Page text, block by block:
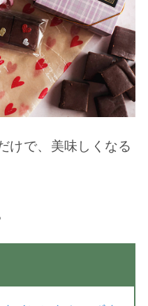
けで、美味しくなる